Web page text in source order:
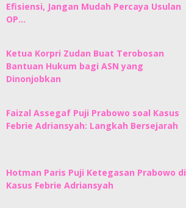
Efisiensi, Jangan Mudah Percaya Usulan
OP…
Ketua Korpri Zudan Buat Terobosan
Bantuan Hukum bagi ASN yang
Dinonjobkan
Faizal Assegaf Puji Prabowo soal Kasus
Febrie Adriansyah: Langkah Bersejarah
Hotman Paris Puji Ketegasan Prabowo di
Kasus Febrie Adriansyah